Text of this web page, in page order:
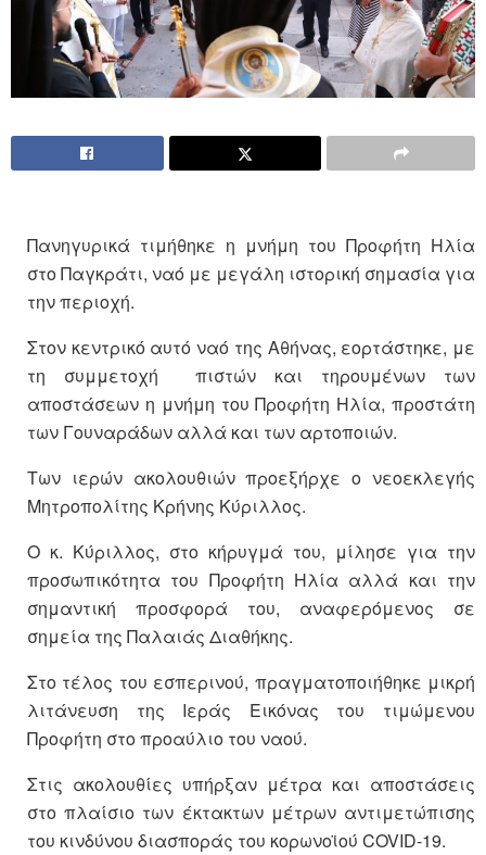
Πανηγυρικά τιμήθηκε η μνήμη του Προφήτη Ηλία
στο Παγκράτι, ναό με μεγάλη ιστορική σημασία για
την περιοχή.
Στον κεντρικό αυτό ναό της Αθήνας, εορτάστηκε, με
τη συμμετοχή πιστών και τηρουμένων των
αποστάσεων η μνήμη του Προφήτη Ηλία, προστάτη
των Γουναράδων αλλά και των αρτοποιών.
Των ιερών ακολουθιών προεξήρχε ο νεοεκλεγής
Μητροπολίτης Κρήνης Κύριλλος.
Ο κ. Κύριλλος, στο κήρυγμά του, μίλησε για την
προσωπικότητα του Προφήτη Ηλία αλλά και την
σημαντική προσφορά του, αναφερόμενος σε
σημεία της Παλαιάς Διαθήκης.
Στο τέλος του εσπερινού, πραγματοποιήθηκε μικρή
λιτάνευση της Ιεράς Εικόνας του τιμώμενου
Προφήτη στο προαύλιο του ναού.
Στις ακολουθίες υπήρξαν μέτρα και αποστάσεις
στο πλαίσιο των έκτακτων μέτρων αντιμετώπισης
του κινδύνου διασποράς του κορωνοϊού COVID-19.